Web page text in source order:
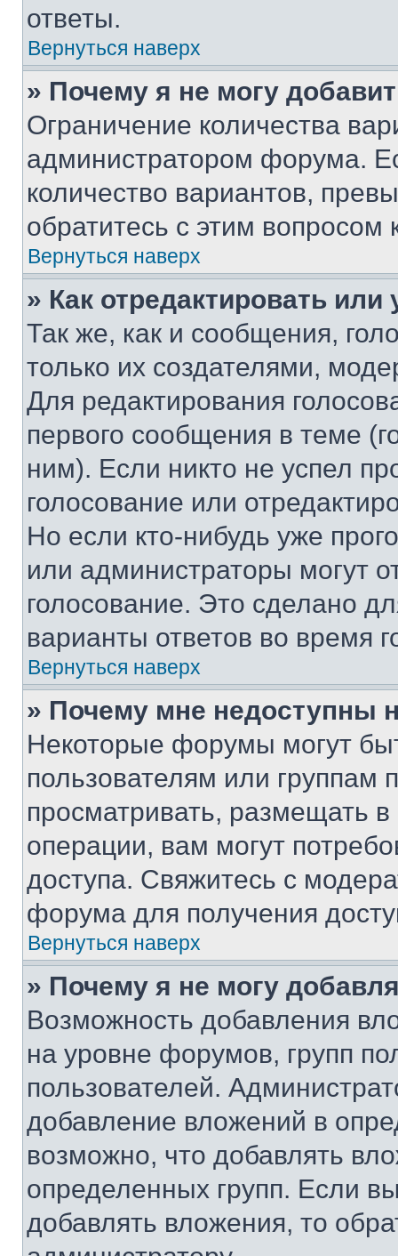
ответы.
Вернуться наверх
» Почему я не могу
Ограничение количества
администратором форума.
количество вариантов,
обратитесь с этим вопросом
Вернуться наверх
» Как отредактировать
Так же, как и сообщения,
только их создателями,
Для редактирования
первого сообщения в теме
ним). Если никто не успел
голосование или
Но если кто-нибудь уже
или администраторы могут
голосование. Это сделано
варианты ответов во время
Вернуться наверх
» Почему мне недоступны
Некоторые форумы могут
пользователям или группам
просматривать, размещать
операции, вам могут
доступа. Свяжитесь с
форума для получения
Вернуться наверх
» Почему я не могу
Возможность добавления
на уровне форумов, групп
пользователей.
добавление вложений в
возможно, что добавлять
определенных групп. Если
добавлять вложения, то